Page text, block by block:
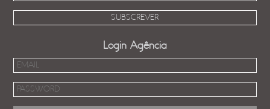
Login Agência